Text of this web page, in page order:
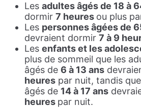
Les adultes âgés de 18 à
dormir 7 heures ou plus
Les personnes âgées de
devraient dormir 7 à 9
Les enfants et les
plus de sommeil que les
âgés de 6 à 13 ans
heures par nuit, tandis
âgés de 14 à 17 ans
heures par nuit.